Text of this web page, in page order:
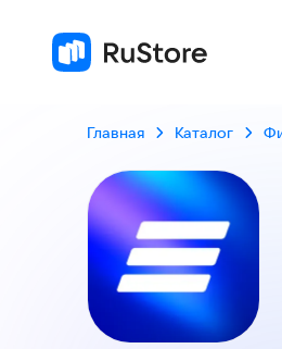
Главная Каталог